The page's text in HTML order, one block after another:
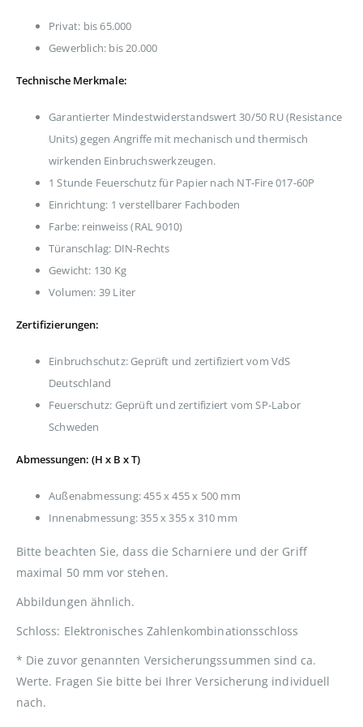
Privat: bis 65.000
Gewerblich: bis 20.000
Technische Merkmale:
Garantierter Mindestwiderstandswert 30/50 RU (Resistance
Units) gegen Angriffe mit mechanisch und thermisch
wirkenden Einbruchswerkzeugen.
1 Stunde Feuerschutz für Papier nach NT-Fire 017-60P
Einrichtung: 1 verstellbarer Fachboden
Farbe: reinweiss (RAL 9010)
Türanschlag: DIN-Rechts
Gewicht: 130 Kg
Volumen: 39 Liter
Zertifizierungen:
Einbruchschutz: Geprüft und zertifiziert vom VdS
Deutschland
Feuerschutz: Geprüft und zertifiziert vom SP-Labor
Schweden
Abmessungen: (H x B x T)
Außenabmessung: 455 x 455 x 500 mm
Innenabmessung: 355 x 355 x 310 mm
Bitte beachten Sie, dass die Scharniere und der Griff
maximal 50 mm vor stehen.
Abbildungen ähnlich.
Schloss: Elektronisches Zahlenkombinationsschloss
* Die zuvor genannten Versicherungssummen sind ca.
Werte. Fragen Sie bitte bei Ihrer Versicherung individuell
nach.